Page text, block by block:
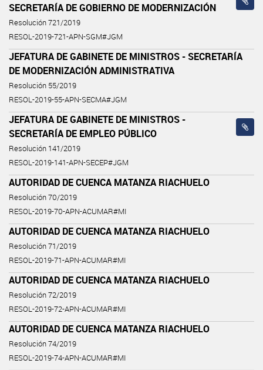
SECRETARÍA DE GOBIERNO DE MODERNIZACIÓN
Resolución 721/2019
RESOL-2019-721-APN-SGM#JGM
JEFATURA DE GABINETE DE MINISTROS - SECRETARÍA
DE MODERNIZACIÓN ADMINISTRATIVA
Resolución 55/2019
RESOL-2019-55-APN-SECMA#JGM
JEFATURA DE GABINETE DE MINISTROS -
SECRETARÍA DE EMPLEO PÚBLICO
Resolución 141/2019
RESOL-2019-141-APN-SECEP#JGM
AUTORIDAD DE CUENCA MATANZA RIACHUELO
Resolución 70/2019
RESOL-2019-70-APN-ACUMAR#MI
AUTORIDAD DE CUENCA MATANZA RIACHUELO
Resolución 71/2019
RESOL-2019-71-APN-ACUMAR#MI
AUTORIDAD DE CUENCA MATANZA RIACHUELO
Resolución 72/2019
RESOL-2019-72-APN-ACUMAR#MI
AUTORIDAD DE CUENCA MATANZA RIACHUELO
Resolución 74/2019
RESOL-2019-74-APN-ACUMAR#MI